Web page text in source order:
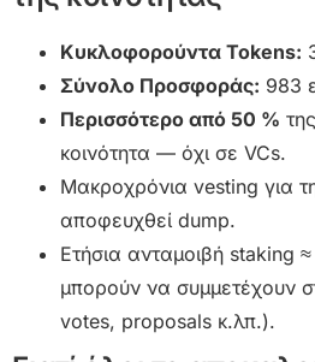
Κυκλοφορούντα Tokens:
Σύνολο Προσφοράς: 983
Περισσότερο από 50 %
κοινότητα — όχι σε VCs.
Μακροχρόνια vesting για
αποφευχθεί dump.
Ετήσια ανταμοιβή staking
μπορούν να συμμετέχουν
votes, proposals κ.λπ.).